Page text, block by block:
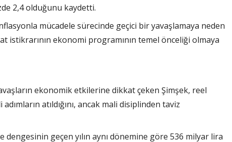
2,4 olduğunu kaydetti.
mücadele sürecinde geçici bir yavaşlamaya neden
istikrarının ekonomi programının temel önceliği olmaya
ekonomik etkilerine dikkat çeken Şimşek, reel
atıldığını, ancak mali disiplinden taviz
dengesinin geçen yılın aynı dönemine göre 536 milyar lira